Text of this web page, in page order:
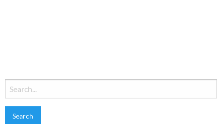
Search
for: